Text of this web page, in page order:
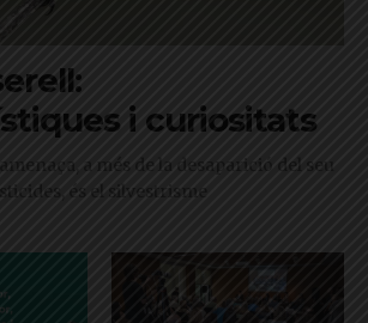
i curiositats
a més de la desaparició del seu
és el silvestrisme